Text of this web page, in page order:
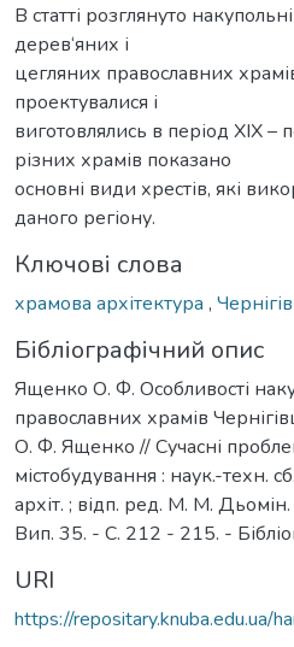
В статті розглянуто
дерев‘яних і
цегляних православних
проектувалися і
виготовлялись в період ХІХ –
різних храмів показано
основні види хрестів, які
даного регіону.
Ключові слова
храмова архітектура ,
Бібліографічний опис
Ященко О. Ф. Особливості
православних храмів
О. Ф. Ященко // Сучасні
містобудування : наук.-техн.
архіт. ; відп. ред. М. М.
Вип. 35. - С. 212 - 215. -
URI
https://